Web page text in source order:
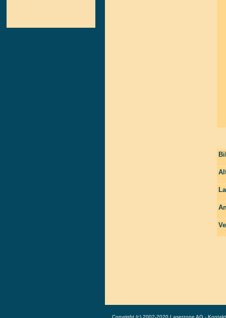
Copyright (c) 2002-2020 Laserzone AG -